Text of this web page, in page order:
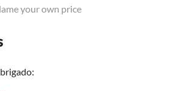
your own price